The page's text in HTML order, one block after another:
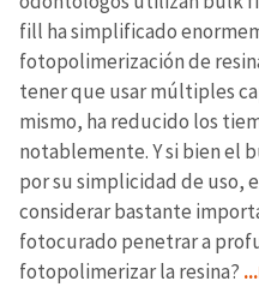
fill ha simplificado
fotopolimerización de
tener que usar múltiples
mismo, ha reducido los
notablemente. Y si bien el
por su simplicidad de uso,
considerar bastante
fotocurado penetrar a
fotopolimerizar la resina?